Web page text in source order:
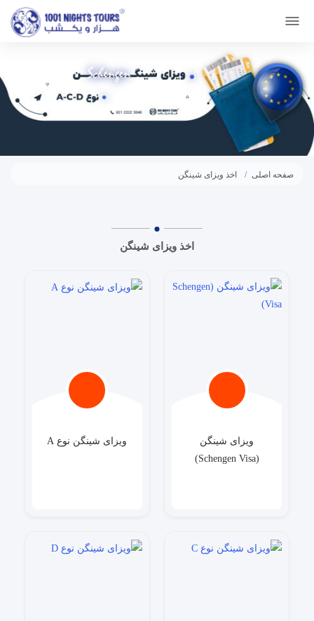
صفحه اصلی اخذ ویزای شینگن
اخذ ویزای شینگن
ویزای شینگن
(Schengen Visa)
ویزای شینگن نوع A